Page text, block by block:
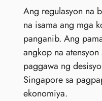
Ang regulasyon na
na isama ang mga
panganib. Ang
angkop na
paggawa ng
Singapore sa
ekonomiya.